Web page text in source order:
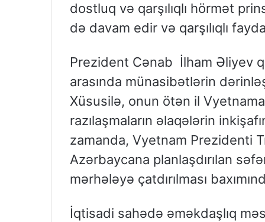
dostluq və qarşılıqlı hörmət
də davam edir və qarşılıqlı
Prezident Cənab İlham Əliyev
arasında münasibətlərin
Xüsusilə, onun ötən il
razılaşmaların əlaqələrin
zamanda, Vyetnam Prezidenti
Azərbaycana planlaşdırılan
mərhələyə çatdırılması
İqtisadi sahədə əməkdaşlıq